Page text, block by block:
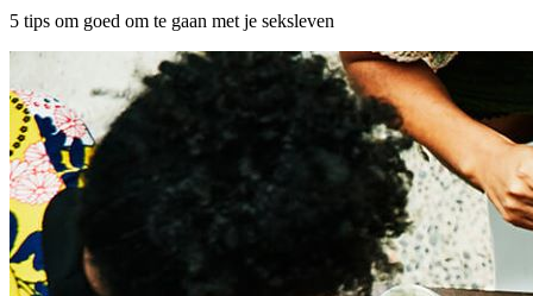
5 tips om goed om te gaan met je seksleven